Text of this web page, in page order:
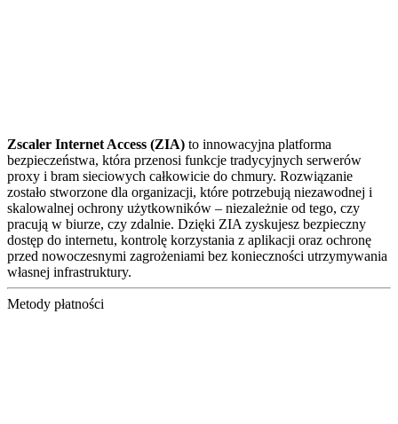
Zscaler Internet Access (ZIA) to innowacyjna platforma
bezpieczeństwa, która przenosi funkcje tradycyjnych serwerów
proxy i bram sieciowych całkowicie do chmury. Rozwiązanie
zostało stworzone dla organizacji, które potrzebują niezawodnej i
skalowalnej ochrony użytkowników – niezależnie od tego, czy
pracują w biurze, czy zdalnie. Dzięki ZIA zyskujesz bezpieczny
dostęp do internetu, kontrolę korzystania z aplikacji oraz ochronę
przed nowoczesnymi zagrożeniami bez konieczności utrzymywania
własnej infrastruktury.
Metody płatności